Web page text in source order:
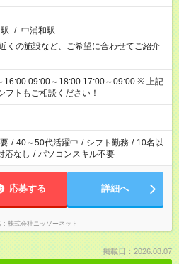
/ 中浦和駅
の施設など、ご希望に合わせてご紹介
09:00～18:00 17:00～09:00 ※ 上記
フトもご相談ください！
/ 40～50代活躍中 / シフト勤務 / 10名以
応なし / パソコンスキル不要
応募する 詳細へ
株式会社ニッソーネット
掲載日：2026.08.07